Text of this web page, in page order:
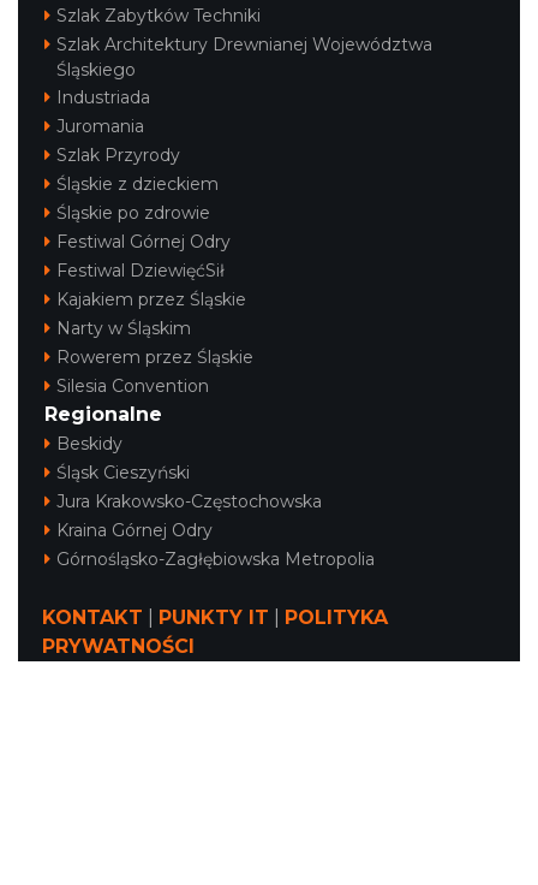
Szlak Zabytków Techniki
Szlak Architektury Drewnianej Województwa
Śląskiego
Industriada
Juromania
Szlak Przyrody
Śląskie z dzieckiem
Śląskie po zdrowie
Festiwal Górnej Odry
Festiwal DziewięćSił
Kajakiem przez Śląskie
Narty w Śląskim
Rowerem przez Śląskie
Silesia Convention
Regionalne
Beskidy
Śląsk Cieszyński
Jura Krakowsko-Częstochowska
Kraina Górnej Odry
Górnośląsko-Zagłębiowska Metropolia
KONTAKT PUNKTY IT
POLITYKA
PRYWATNOŚCI